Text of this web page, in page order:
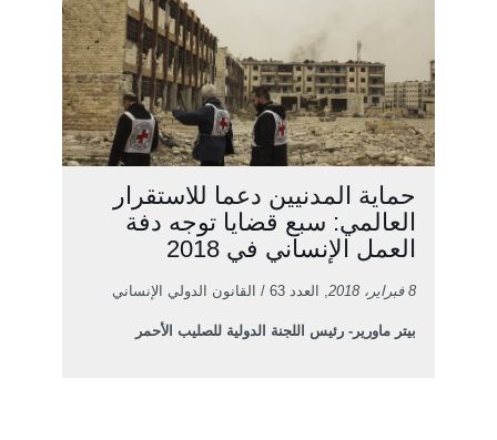
حماية المدنيين دعما للاستقرار
العالمي: سبع قضايا توجه دفة
العمل الإنساني في 2018
8 فبراير، 2018 , العدد 63 / القانون الدولي الإنساني
بيتر ماورير- رئيس اللجنة الدولية للصليب الأحمر